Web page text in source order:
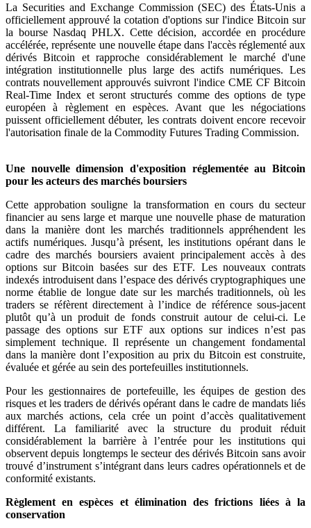
La Securities and Exchange Commission (SEC) des États-Unis a
officiellement approuvé la cotation d'options sur l'indice Bitcoin sur
la bourse Nasdaq PHLX. Cette décision, accordée en procédure
accélérée, représente une nouvelle étape dans l'accès réglementé aux
dérivés Bitcoin et rapproche considérablement le marché d'une
intégration institutionnelle plus large des actifs numériques. Les
contrats nouvellement approuvés suivront l'indice CME CF Bitcoin
Real-Time Index et seront structurés comme des options de type
européen à règlement en espèces. Avant que les négociations
puissent officiellement débuter, les contrats doivent encore recevoir
l'autorisation finale de la Commodity Futures Trading Commission.
Une nouvelle dimension d'exposition réglementée au Bitcoin
pour les acteurs des marchés boursiers
Cette approbation souligne la transformation en cours du secteur
financier au sens large et marque une nouvelle phase de maturation
dans la manière dont les marchés traditionnels appréhendent les
actifs numériques. Jusqu’à présent, les institutions opérant dans le
cadre des marchés boursiers avaient principalement accès à des
options sur Bitcoin basées sur des ETF. Les nouveaux contrats
indexés introduisent dans l’espace des dérivés cryptographiques une
norme établie de longue date sur les marchés traditionnels, où les
traders se réfèrent directement à l’indice de référence sous-jacent
plutôt qu’à un produit de fonds construit autour de celui-ci. Le
passage des options sur ETF aux options sur indices n’est pas
simplement technique. Il représente un changement fondamental
dans la manière dont l’exposition au prix du Bitcoin est construite,
évaluée et gérée au sein des portefeuilles institutionnels.
Pour les gestionnaires de portefeuille, les équipes de gestion des
risques et les traders de dérivés opérant dans le cadre de mandats liés
aux marchés actions, cela crée un point d’accès qualitativement
différent. La familiarité avec la structure du produit réduit
considérablement la barrière à l’entrée pour les institutions qui
observent depuis longtemps le secteur des dérivés Bitcoin sans avoir
trouvé d’instrument s’intégrant dans leurs cadres opérationnels et de
conformité existants.
Règlement en espèces et élimination des frictions liées à la
conservation